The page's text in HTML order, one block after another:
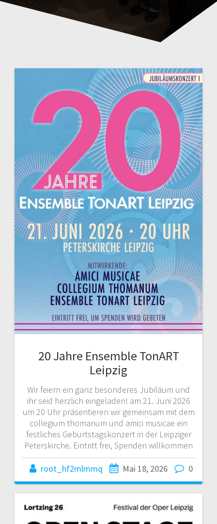
20 Jahre Ensemble TonART
Leipzig
Wir feiern ein ganz besonderes Jubiläum und
ihr seid herzlich eingeladen! am 21. Juni 2026
um 20 Uhr präsentieren wir gemeinsam mit dem
collegium thomanum und amici musicae ein
festliches Geburtstagskonzert in der Leipziger
Peterskirche. Eintritt frei, Spenden willkommen
root_hf2mlmmq Mai 18, 2026 0